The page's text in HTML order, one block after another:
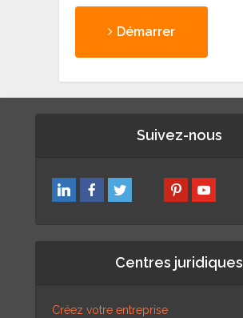
Démarrer
Suivez-nous
Centres juridiques
Créez votre entreprise